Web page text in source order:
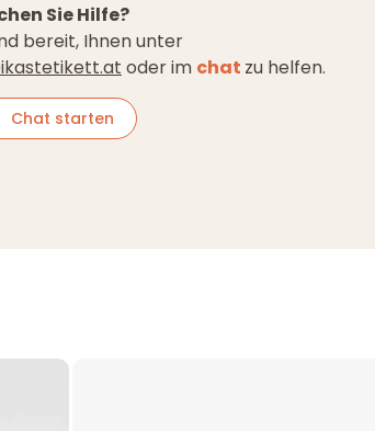
Sie Hilfe?
bereit, Ihnen unter
oder im chat zu helfen.
Chat starten